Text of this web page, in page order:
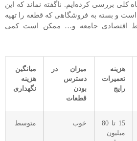
کلی بررسی کرده‌ایم. ناگفته نماند که این
است و بسته به فروشگاهی که قطعه را تهیه
اقتصادی جامعه و… ممکن است کمی
هزینه
تعمیرات
رایج
میزان در
دسترس
بودن
قطعات
میانگین
هزینه
نگهداری
15 تا 80
میلیون
خوب متوسط